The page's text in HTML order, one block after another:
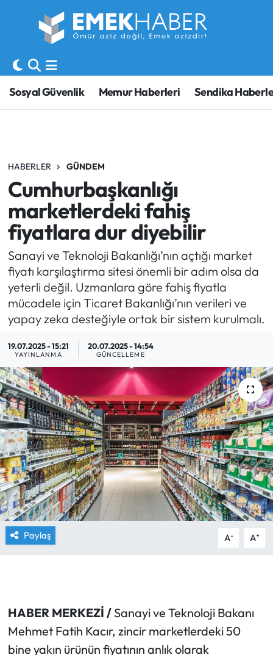
Sosyal Güvenlik Memur Haberleri Sendika
HABERLER GÜNDEM
Cumhurbaşkanlığı
marketlerdeki fahiş
fiyatlara dur diyebilir
Sanayi ve Teknoloji Bakanlığı’nın açtığı market
fiyatı karşılaştırma sitesi önemli bir adım olsa da
yeterli değil. Uzmanlara göre fahiş fiyatla
mücadele için Ticaret Bakanlığı’nın verileri ve
yapay zeka desteğiyle ortak bir sistem kurulmalı.
19.07.2025 - 15:21
YAYINLANMA
20.07.2025 - 14:54
GÜNCELLEME
Paylaş A- A+
HABER MERKEZİ /Sanayi ve Teknoloji Bakanı
Mehmet Fatih Kacır, zincir marketlerdeki 50
bine yakın ürünün fiyatının anlık olarak
Sosyal Güvenlik
Sendika
SORU-CEVAP
Memur
Emekli
İşveren
İş Fırsatları
Yargı Kararları
Araştırma-Rapor
Hava Durumu
Trafik Durumu
Süper Lig Puan Durumu ve Fikstür
Son Dakika Haberleri
Haber Arşivi